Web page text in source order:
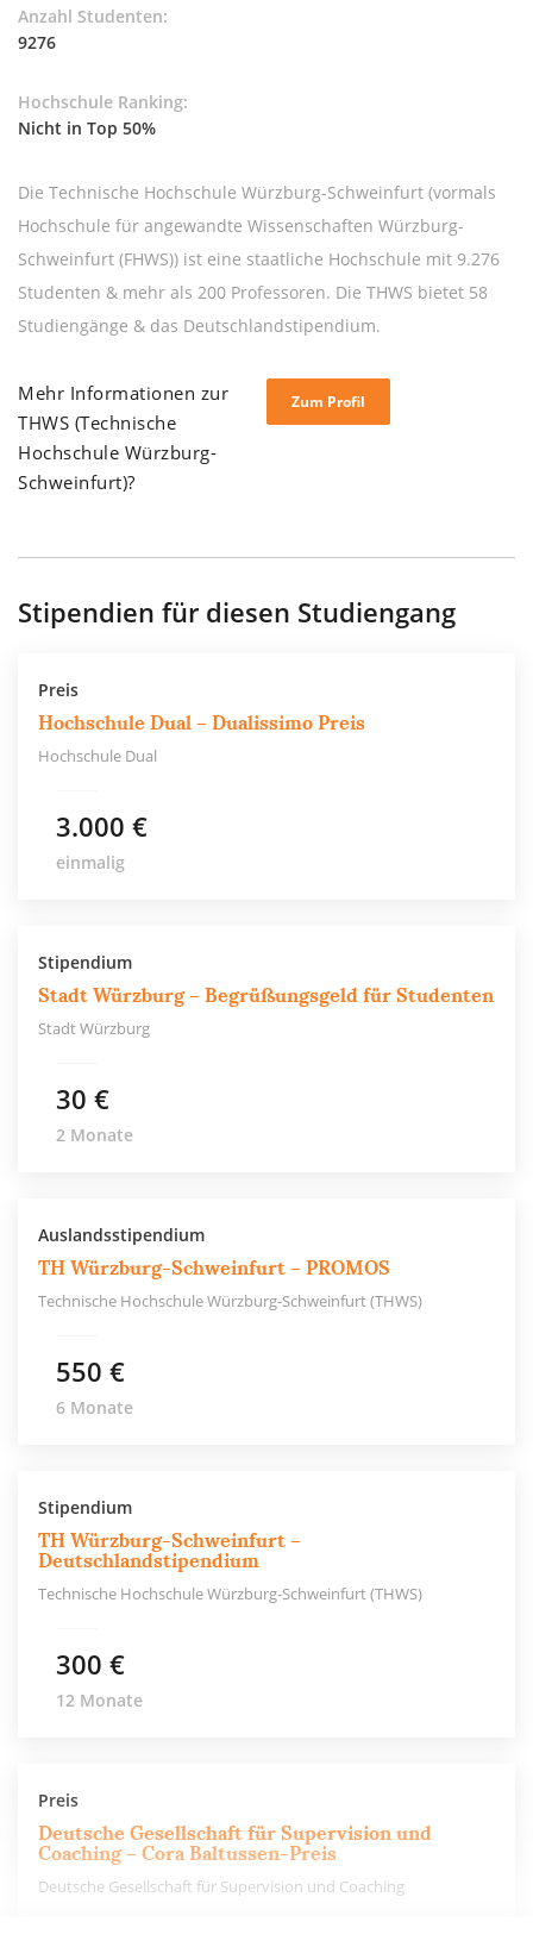
Anzahl Studenten:
9276
Hochschule Ranking:
Nicht in Top 50%
Die Technische Hochschule Würzburg-Schweinfurt (vormals
Hochschule für angewandte Wissenschaften Würzburg-
Schweinfurt (FHWS)) ist eine staatliche Hochschule mit 9.276
Studenten & mehr als 200 Professoren. Die THWS bietet 58
Studiengänge & das Deutschlandstipendium.
Mehr Informationen zur
THWS (Technische
Hochschule Würzburg-
Schweinfurt)?
Zum Profil
Stipendien für diesen Studiengang
Preis
Hochschule Dual – Dualissimo Preis
Hochschule Dual
3.000 €
einmalig
Stipendium
Stadt Würzburg – Begrüßungsgeld für Studenten
Stadt Würzburg
30 €
2 Monate
Auslandsstipendium
TH Würzburg-Schweinfurt – PROMOS
Technische Hochschule Würzburg-Schweinfurt (THWS)
550 €
6 Monate
Stipendium
TH Würzburg-Schweinfurt –
Deutschlandstipendium
Technische Hochschule Würzburg-Schweinfurt (THWS)
300 €
12 Monate
Preis
Deutsche Gesellschaft für Supervision und
Coaching – Cora Baltussen-Preis
Deutsche Gesellschaft für Supervision und Coaching